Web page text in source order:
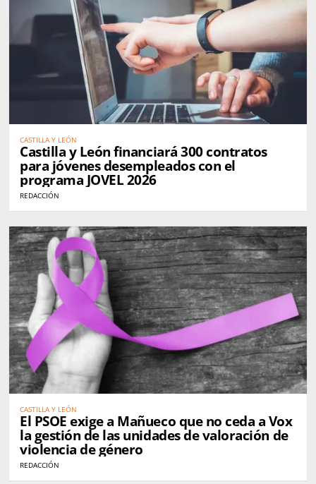
CASTILLA Y LEÓN
Castilla y León financiará 300 contratos
para jóvenes desempleados con el
programa JOVEL 2026
REDACCIÓN
CASTILLA Y LEÓN
El PSOE exige a Mañueco que no ceda a Vox
la gestión de las unidades de valoración de
violencia de género
REDACCIÓN